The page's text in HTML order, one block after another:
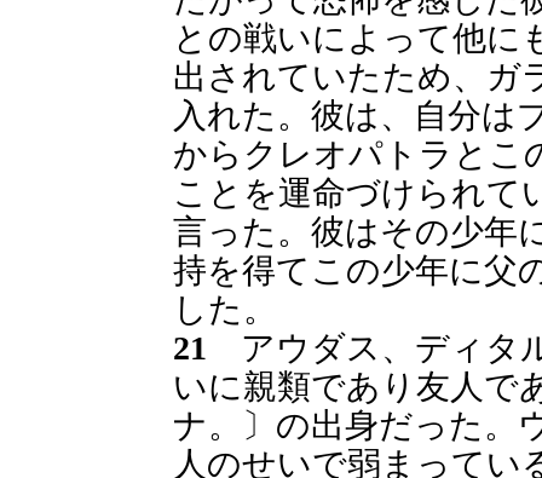
との戦いによって他に
出されていたため、ガ
入れた。彼は、自分は
からクレオパトラとこ
ことを運命づけられて
言った。彼はその少年
持を得てこの少年に父
した。
21 アウダス、ディタ
いに親類であり友人で
ナ。〕の出身だった。
人のせいで弱まってい